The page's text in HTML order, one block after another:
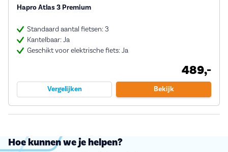
Hapro Atlas 3 Premium
Standaard aantal fietsen: 3
Kantelbaar: Ja
Geschikt voor elektrische fiets: Ja
489,-
Vergelijken Bekijk
Hoe kunnen we je helpen?